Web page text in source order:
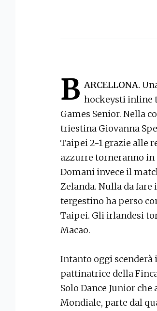
B ARCELLONA.
hockeysti inline
Games Senior. Nella
triestina Giovanna
Taipei 2-1 grazie alle
azzurre torneranno in
Domani invece il
Zelanda. Nulla da
tergestino ha perso
Taipei. Gli irlandesi
Macao.
Intanto oggi scenderà
pattinatrice della
Solo Dance Junior
Mondiale, parte dal